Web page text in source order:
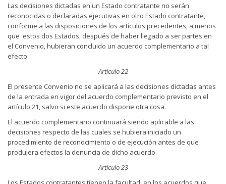
Las decisiones dictadas en un Estado contratante no serán
reconocidas o declaradas ejecutivas en otro Estado contratante,
conforme a las disposiciones de los artículos precedentes, a menos
que estos dos Estados, después de haber llegado a ser partes en
el Convenio, hubieran concluido un acuerdo complementario a tal
efecto.
Artículo 22
El presente Convenio no se aplicará a las decisiones dictadas antes
de la entrada en vigor del acuerdo complementario previsto en el
artículo 21, salvo si este acuerdo dispone otra cosa.
El acuerdo complementario continuará siendo aplicable a las
decisiones respecto de las cuales se hubiera iniciado un
procedimiento de reconocimiento o de ejecución antes de que
produjera efectos la denuncia de dicho acuerdo.
Artículo 23